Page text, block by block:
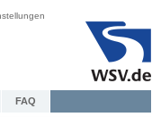
FAQ